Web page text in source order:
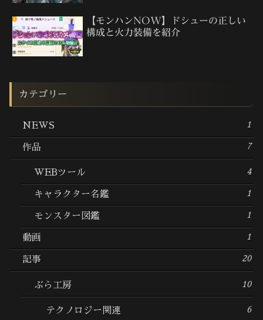
【モンハンNOW】ドシューの正しい
構成と火力装備を紹介
カテゴリー
NEWS 1
作品 7
WEBツール 4
キャラクター名鑑 1
モンスター図鑑 1
動画 1
記事 20
ぶら工房 10
テクノロジー関連 6